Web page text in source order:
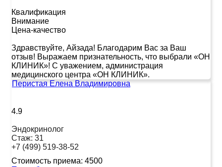
Квалификация
Внимание
Цена-качество
Здравствуйте, Айзада! Благодарим Вас за Ваш
отзыв! Выражаем признательность, что выбрали «ОН
КЛИНИК»! С уважением, администрация
медицинского центра «ОН КЛИНИК».
Перистая Елена Владимировна
4.9
Эндокринолог
Стаж: 31
+7 (499) 519-38-52
Стоимость приема: 4500